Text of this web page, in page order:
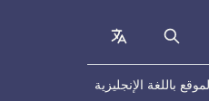
Search
collapsed
باللغة الإنجليزية